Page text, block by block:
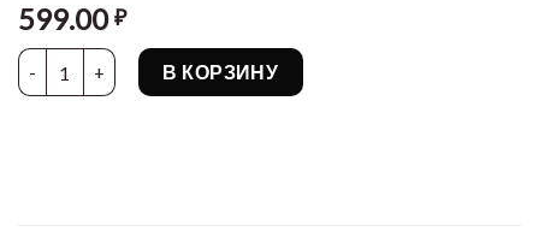
599.00₽
Количество товара Воск для Фокусов
В КОРЗИНУ